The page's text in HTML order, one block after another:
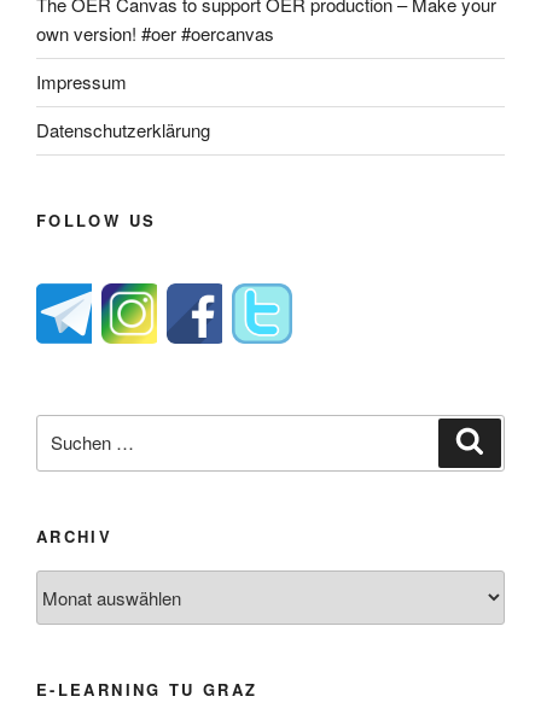
own version! #oer #oercanvas
Impressum
Datenschutzerklärung
FOLLOW US
nach:
ARCHIV
E-LEARNING TU GRAZ